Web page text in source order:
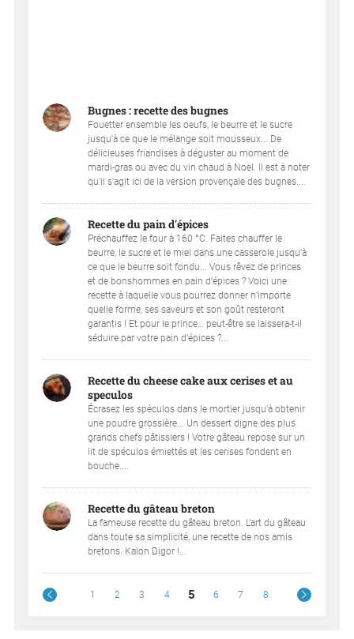
Bugnes : recette des bugnes
Fouetter ensemble les oeufs, le beurre et le sucre
jusqu'à ce que le mélange soit mousseux... De
délicieuses friandises à déguster au moment de
mardi-gras ou avec du vin chaud à Noël. Il est à noter
qu’il s'agit ici de la version provençale des bugnes....
Recette du pain d'épices
Préchauffez le four à 160 °C. Faites chauffer le
beurre, le sucre et le miel dans une casserole jusqu'à
ce que le beurre soit fondu... Vous rêvez de princes
et de bonshommes en pain d’épices ? Voici une
recette à laquelle vous pourrez donner n’importe
quelle forme, ses saveurs et son goût resteront
garantis ! Et pour le prince… peut-être se laissera-t-il
séduire par votre pain d’épices ?...
Recette du cheese cake aux cerises et au
speculos
Écrasez les spéculos dans le mortier jusqu'à obtenir
une poudre grossière... Un dessert digne des plus
grands chefs pâtissiers ! Votre gâteau repose sur un
lit de spéculos émiettés et les cerises fondent en
bouche....
Recette du gâteau breton
La fameuse recette du gâteau breton. L’art du gâteau
dans toute sa simplicité, une recette de nos amis
bretons. Kalon Digor !...
1 2 3 4 5 6 7 8